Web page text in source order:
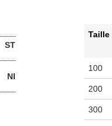
ST
NI
Taille
100
200
300